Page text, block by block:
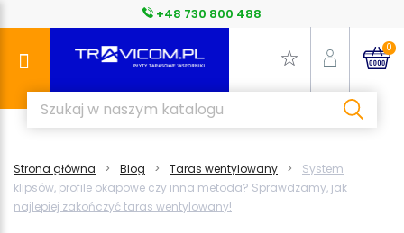
+48 730 800 488
0
Strona główna Blog Taras wentylowany
System
klipsów, profile okapowe czy inna metoda? Sprawdzamy, jak
najlepiej zakończyć taras wentylowany!